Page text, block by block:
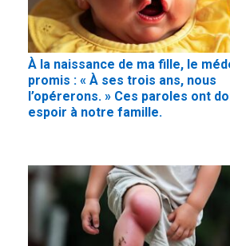
À la naissance de ma fille, le
promis : « À ses trois ans, nous
l’opérerons. » Ces paroles ont
espoir à notre famille.